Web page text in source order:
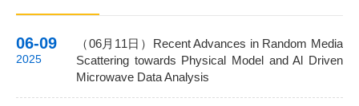
2025-09
生（工程系列职工）招聘启事
03
中国科学院国家空间科学中心2026年特别研究
助理招聘启事
06-09
2025
（06月11日）Recent Advances in Random Media
Scattering towards Physical Model and Al Driven
Microwave Data Analysis